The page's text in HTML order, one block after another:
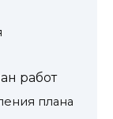
работ
плана